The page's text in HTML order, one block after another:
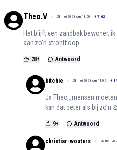
Theo.V 28 mei 2023 om 13:50 + 7162
Het blijft een zandbak
aan zo'n stronthoop
28+ Antwoord
bitchie 28 mei 2023 om 14:02 +
Ja Theo,,,mensen
kan dat beter als bij zo’n
9+ Antwoord
christian-wouters 28 mei